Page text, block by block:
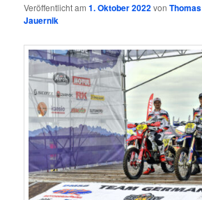
Veröffentlicht am1. Oktober 2022vonThomas
Jauernik